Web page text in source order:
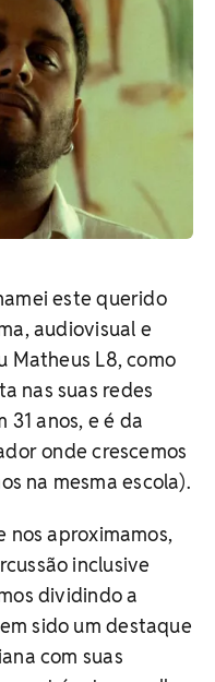
este querido
audiovisual e
Matheus L8, como
nas suas redes
anos, e é da
onde crescemos
na mesma escola).
nos aproximamos,
inclusive
dividindo a
sido um destaque
com suas